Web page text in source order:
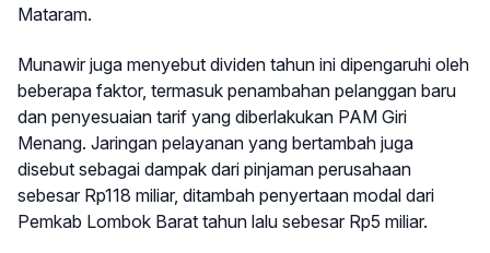
Mataram.
Munawir juga menyebut dividen tahun ini dipengaruhi oleh
beberapa faktor, termasuk penambahan pelanggan baru
dan penyesuaian tarif yang diberlakukan PAM Giri
Menang. Jaringan pelayanan yang bertambah juga
disebut sebagai dampak dari pinjaman perusahaan
sebesar Rp118 miliar, ditambah penyertaan modal dari
Pemkab Lombok Barat tahun lalu sebesar Rp5 miliar.